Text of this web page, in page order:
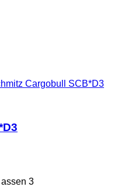
Cargobull SCB*D3
3